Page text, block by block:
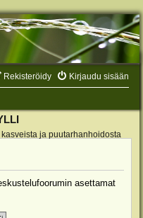
Kirjaudu sisään
Rekisteröidy
ja puutarhanhoidosta
asettamat